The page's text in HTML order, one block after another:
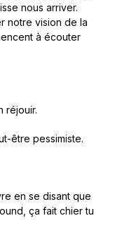
nous arriver.
notre vision de la
à écouter
réjouir.
être pessimiste.
en se disant que
ça fait chier tu